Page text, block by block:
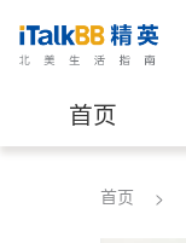
首页
养老首页